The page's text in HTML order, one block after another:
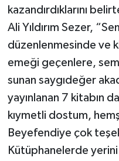
kazandırdıklarını
Ali Yıldırım Sezer,
düzenlenmesinde ve
emeği geçenlere,
sunan saygıdeğer
yayınlanan 7 kitabın
kıymetli dostum,
Beyefendiye çok
Kütüphanelerde